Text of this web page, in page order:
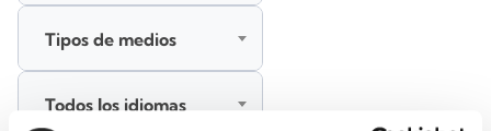
Tipos de medios
Todos los idiomas